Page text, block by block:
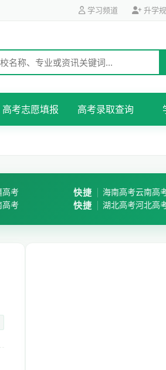
学习频道 升学
高考志愿填报 高考录取查询
高考
高考
快捷 海南高考云南高
快捷 湖北高考河北高